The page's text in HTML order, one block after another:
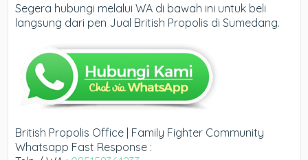
Segera hubungi melalui WA di bawah ini untuk beli
langsung dari pen Jual British Propolis di Sumedang.
British Propolis Office | Family Fighter Community
Whatsapp Fast Response :